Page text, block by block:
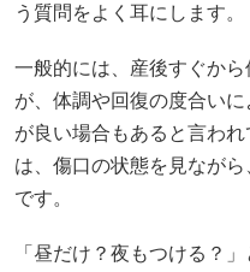
う質問をよく耳にします。
一般的には、産後すぐか
が、体調や回復の度合い
が良い場合もあると言わ
は、傷口の状態を見なが
です。
「昼だけ？夜もつける？